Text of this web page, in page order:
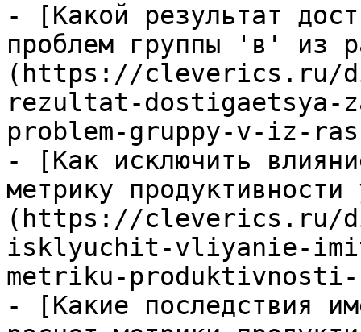
- [Какой результат
проблем группы 'в' из
(https://cleverics.ru/
rezultat-dostigaetsya-
problem-gruppy-v-iz-
- [Как исключить
метрику
(https://cleverics.ru/
isklyuchit-vliyanie-
metriku-produktivnosti-
- [Какие последствия